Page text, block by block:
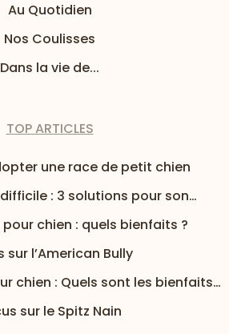
Au Quotidien
Nos Coulisses
Dans la vie de...
TOP ARTICLES
une race de petit chien
: 3 solutions pour son
alimentation
chien : quels bienfaits ?
sur l’American Bully
chien : Quels sont les bienfaits
pour mon chien ?
sur le Spitz Nain